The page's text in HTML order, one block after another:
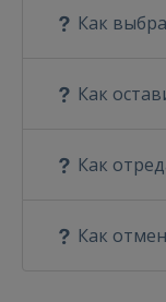
Как
Как
Как
Как